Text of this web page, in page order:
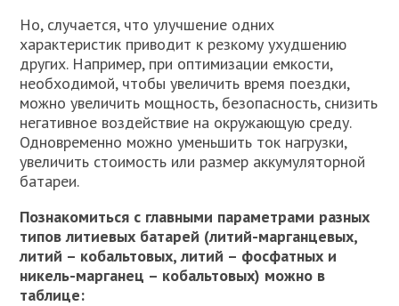
Но, случается, что улучшение одних
характеристик приводит к резкому ухудшению
других. Например, при оптимизации емкости,
необходимой, чтобы увеличить время поездки,
можно увеличить мощность, безопасность, снизить
негативное воздействие на окружающую среду.
Одновременно можно уменьшить ток нагрузки,
увеличить стоимость или размер аккумуляторной
батареи.
Познакомиться с главными параметрами разных
типов литиевых батарей (литий-марганцевых,
литий – кобальтовых, литий – фосфатных и
никель-марганец – кобальтовых) можно в
таблице: